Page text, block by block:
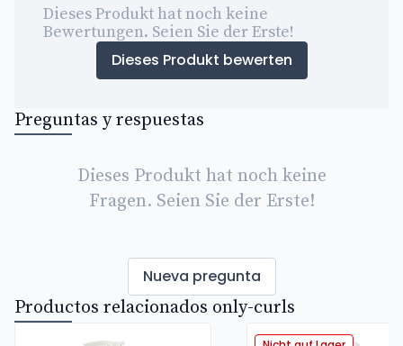
Dieses Produkt hat noch keine
Bewertungen. Seien Sie der Erste!
Dieses Produkt bewerten
Preguntas y respuestas
Dieses Produkt hat noch keine
Fragen. Seien Sie der Erste!
Nueva pregunta
Productos relacionados only-curls